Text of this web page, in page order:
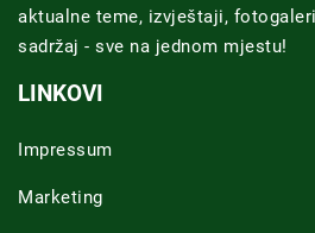
aktualne teme, izvještaji,
sadržaj - sve na jednom mjestu!
LINKOVI
Impressum
Marketing